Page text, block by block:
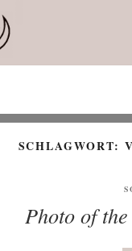
Inhalt
springen
SCHLAGWORT:
Photo of